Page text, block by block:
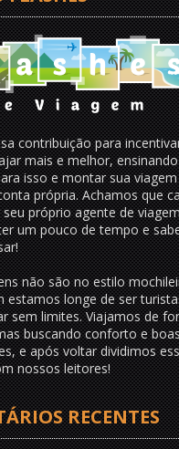
contribuição para
mais e melhor,
isso e montar sua
própria. Achamos que
próprio agente de
um pouco de tempo e
não são no estilo
estamos longe de ser
sem limites. Viajamos de
buscando conforto e
e após voltar dividimos
nossos leitores!
RECENTES